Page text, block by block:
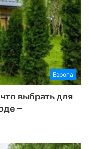
Европа
выбрать для
–